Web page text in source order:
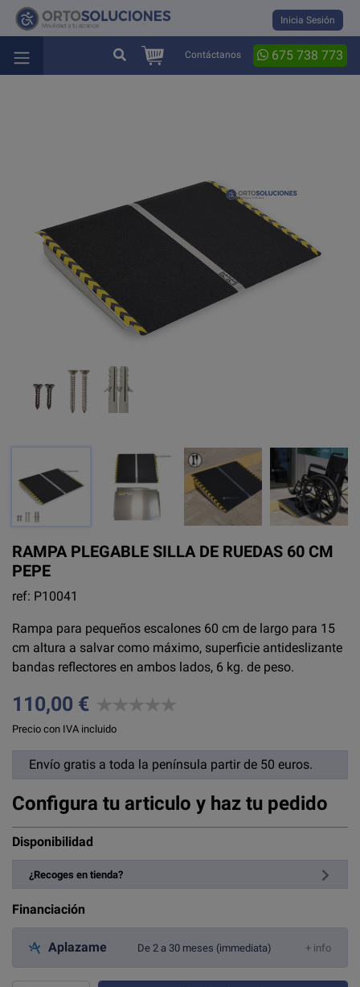
Inicia Sesión
Contáctanos 675 738 773
RAMPA PLEGABLE SILLA DE RUEDAS 60 CM
PEPE
ref: P10041
Rampa para pequeños escalones 60 cm de largo para 15
cm altura a salvar como máximo, superficie antideslizante
bandas reflectores en ambos lados, 6 kg. de peso.
110,00 €
Precio con IVA incluido
Envío gratis a toda la península partir de 50 euros.
Configura tu articulo y haz tu pedido
Disponibilidad
¿Recoges en tienda?
Financiación
Aplazame De 2 a 30 meses (immediata) + info